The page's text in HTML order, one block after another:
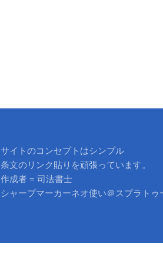
サイトのコンセプトはシンプル
条文のリンク貼りを頑張っています。
作成者 = 司法書士
シャープマーカーネオ使い＠スプラトゥ